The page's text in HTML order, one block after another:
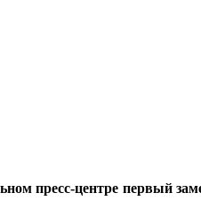
пресс-центре первый